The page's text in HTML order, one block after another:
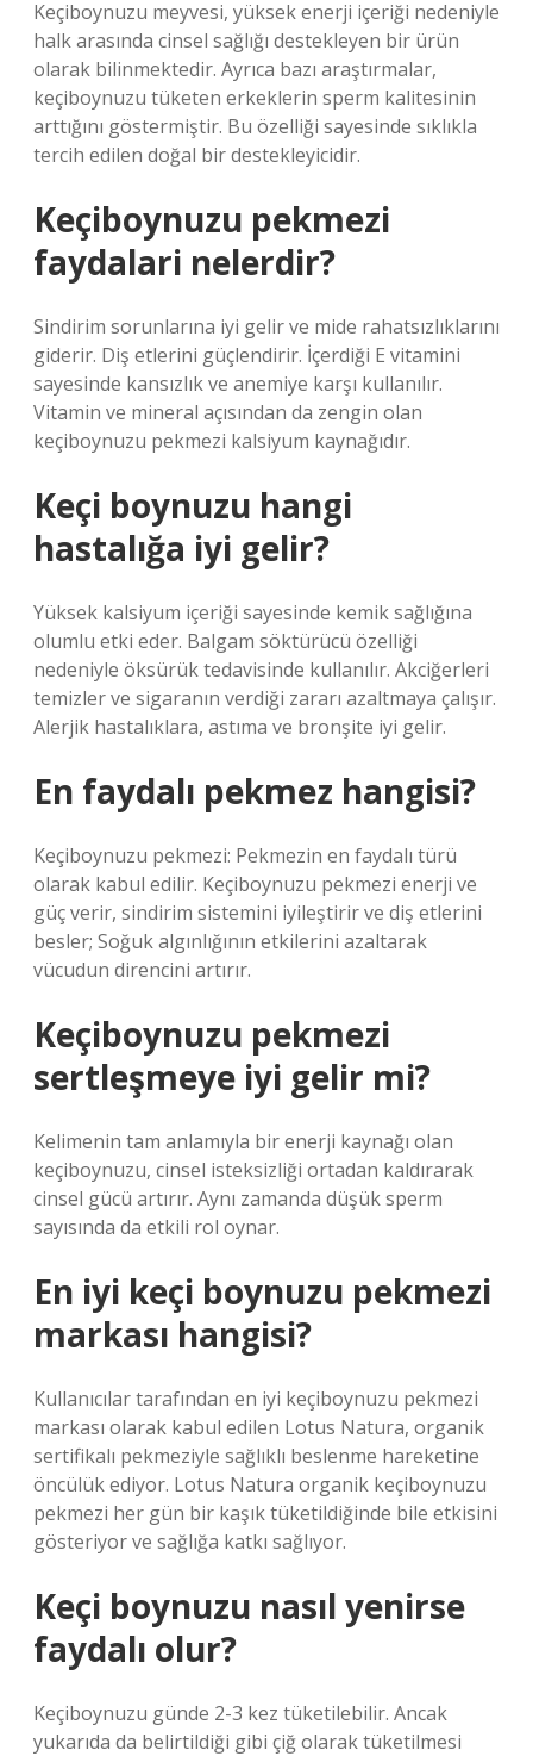
Keçiboynuzu meyvesi, yüksek enerji içeriği nedeniyle
halk arasında cinsel sağlığı destekleyen bir ürün
olarak bilinmektedir. Ayrıca bazı araştırmalar,
keçiboynuzu tüketen erkeklerin sperm kalitesinin
arttığını göstermiştir. Bu özelliği sayesinde sıklıkla
tercih edilen doğal bir destekleyicidir.
Keçiboynuzu pekmezi
faydalari nelerdir?
Sindirim sorunlarına iyi gelir ve mide rahatsızlıklarını
giderir. Diş etlerini güçlendirir. İçerdiği E vitamini
sayesinde kansızlık ve anemiye karşı kullanılır.
Vitamin ve mineral açısından da zengin olan
keçiboynuzu pekmezi kalsiyum kaynağıdır.
Keçi boynuzu hangi
hastalığa iyi gelir?
Yüksek kalsiyum içeriği sayesinde kemik sağlığına
olumlu etki eder. Balgam söktürücü özelliği
nedeniyle öksürük tedavisinde kullanılır. Akciğerleri
temizler ve sigaranın verdiği zararı azaltmaya çalışır.
Alerjik hastalıklara, astıma ve bronşite iyi gelir.
En faydalı pekmez hangisi?
Keçiboynuzu pekmezi: Pekmezin en faydalı türü
olarak kabul edilir. Keçiboynuzu pekmezi enerji ve
güç verir, sindirim sistemini iyileştirir ve diş etlerini
besler; Soğuk algınlığının etkilerini azaltarak
vücudun direncini artırır.
Keçiboynuzu pekmezi
sertleşmeye iyi gelir mi?
Kelimenin tam anlamıyla bir enerji kaynağı olan
keçiboynuzu, cinsel isteksizliği ortadan kaldırarak
cinsel gücü artırır. Aynı zamanda düşük sperm
sayısında da etkili rol oynar.
En iyi keçi boynuzu pekmezi
markası hangisi?
Kullanıcılar tarafından en iyi keçiboynuzu pekmezi
markası olarak kabul edilen Lotus Natura, organik
sertifikalı pekmeziyle sağlıklı beslenme hareketine
öncülük ediyor. Lotus Natura organik keçiboynuzu
pekmezi her gün bir kaşık tüketildiğinde bile etkisini
gösteriyor ve sağlığa katkı sağlıyor.
Keçi boynuzu nasıl yenirse
faydalı olur?
Keçiboynuzu günde 2-3 kez tüketilebilir. Ancak
yukarıda da belirtildiği gibi çiğ olarak tüketilmesi